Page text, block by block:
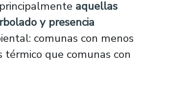
aquellas
y presencia
comunas con menos
que comunas con